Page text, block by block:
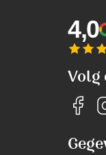
4,0
Volg